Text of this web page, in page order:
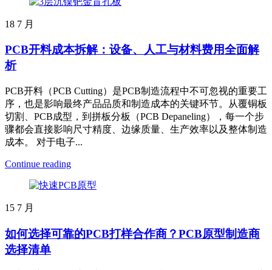
18 7 月
PCB开料成本拆解：设备、人工与材料费用全面解
析
PCB开料（PCB Cutting）是PCB制造流程中不可忽视的重要工
序，也是影响最终产品品质和制造成本的关键环节。从覆铜板
切割、PCB成型，到拼板分板（PCB Depaneling），每一个步
骤都会直接影响尺寸精度、边缘质量、生产效率以及整体制造
成本。 对于电子...
Continue reading
15 7 月
如何选择可靠的PCB打样合作商？PCB原型制造商
选择清单